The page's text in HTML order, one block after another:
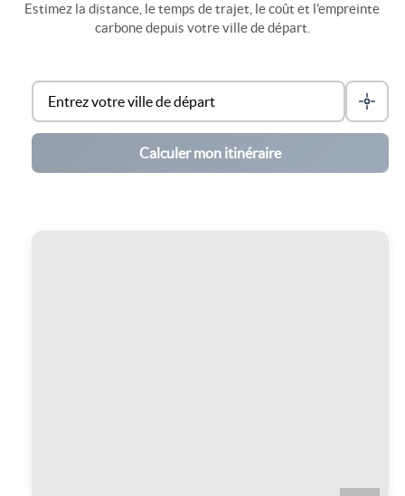
Estimez la distance, le temps de trajet, le coût et l'empreinte
carbone depuis votre ville de départ.
Calculer mon itinéraire